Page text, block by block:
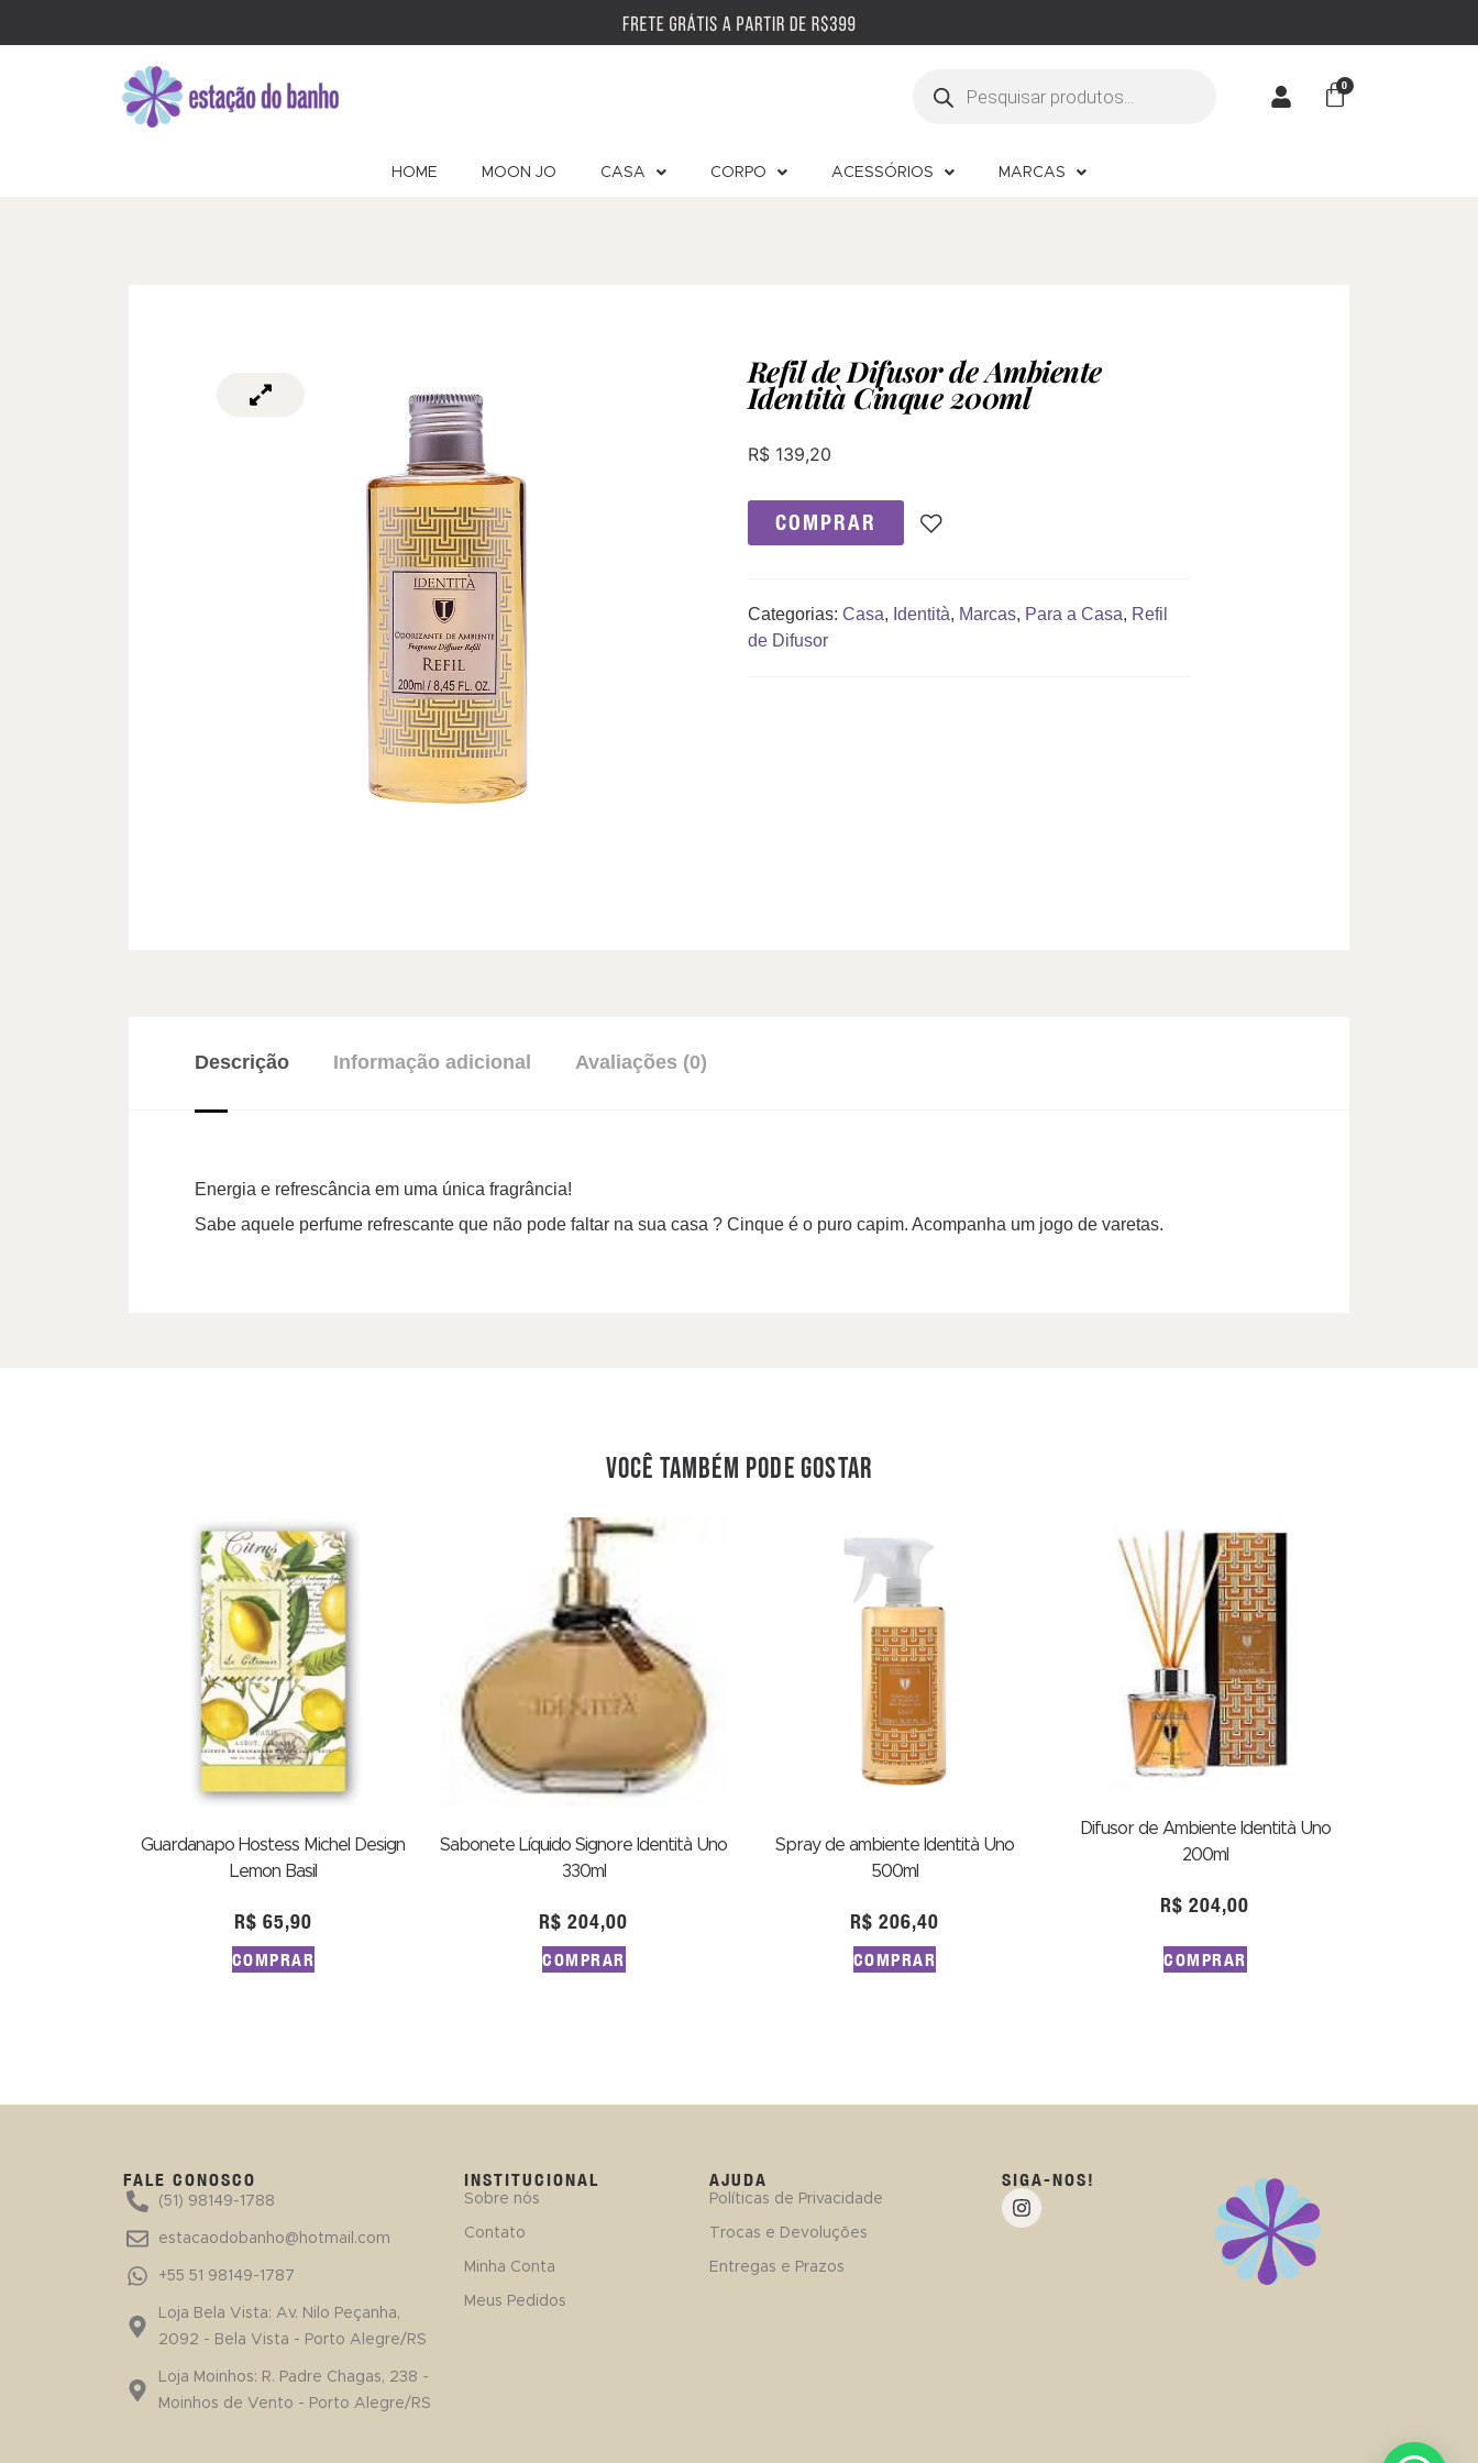
HOME MOON JO CASA CORPO ACESSÓRIOS MARCAS
Refil de Difusor de Ambiente
Identità Cinque 200ml
R$139,20
COMPRAR
Categorias: Casa, Identità, Marcas, Para a Casa, Refil
de Difusor
Descrição Informação adicional Avaliações (0)
Energia e refrescância em uma única fragrância!
Sabe aquele perfume refrescante que não pode faltar na sua casa ? Cinque é o puro capim. Acompanha um jogo de varetas.
você também pode gostar
Guardanapo Hostess Michel Design
Lemon Basil
R$ 65,90
COMPRAR
Sabonete Líquido Signore Identità Uno
330ml
R$ 204,00
COMPRAR
Spray de ambiente Identità Uno
500ml
R$ 206,40
COMPRAR
Difusor de Ambiente Identità Uno
200ml
R$ 204,00
COMPRAR
FALE CONOSCO
(51) 98149-1788
estacaodobanho@hotmail.com
+55 51 98149-1787
Loja Bela Vista: Av. Nilo Peçanha,
2092 - Bela Vista - Porto Alegre/RS
Loja Moinhos: R. Padre Chagas, 238 -
Moinhos de Vento - Porto Alegre/RS
INSTITUCIONAL
Sobre nós
Contato
Minha Conta
Meus Pedidos
AJUDA
Políticas de Privacidade
Trocas e Devoluções
Entregas e Prazos
SIGA-NOS!